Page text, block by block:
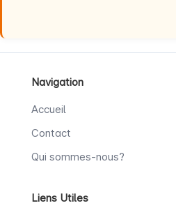
Navigation
Accueil
Contact
Qui sommes-nous?
Liens Utiles